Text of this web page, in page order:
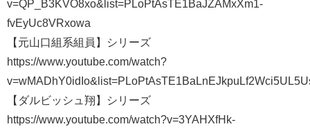
v=QP_B3KVO8xo&list=PLoPtAsTE1BaJZAMxXm1-
fvEyUc8VRxowa
【元山口組系組員】シリーズ
https://www.youtube.com/watch?
【ダルビッシュ翔】シリーズ
https://www.youtube.com/watch?v=3YAHXfHk-